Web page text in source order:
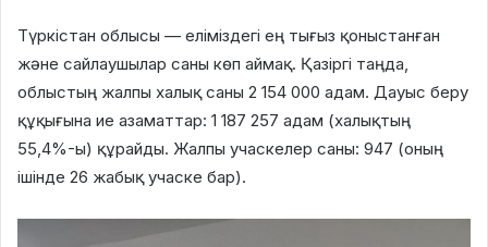
Түркістан облысы — еліміздегі ең тығыз қоныстанған
және сайлаушылар саны көп аймақ. Қазіргі таңда,
облыстың жалпы халық саны 2 154 000 адам. Дауыс беру
құқығына ие азаматтар: 1 187 257 адам (халықтың
55,4%-ы) құрайды. Жалпы учаскелер саны: 947 (оның
ішінде 26 жабық учаске бар).